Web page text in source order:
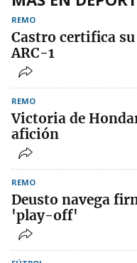
REMO
Castro certifica
ARC-1
REMO
Victoria de
afición
REMO
Deusto navega
'play-off'